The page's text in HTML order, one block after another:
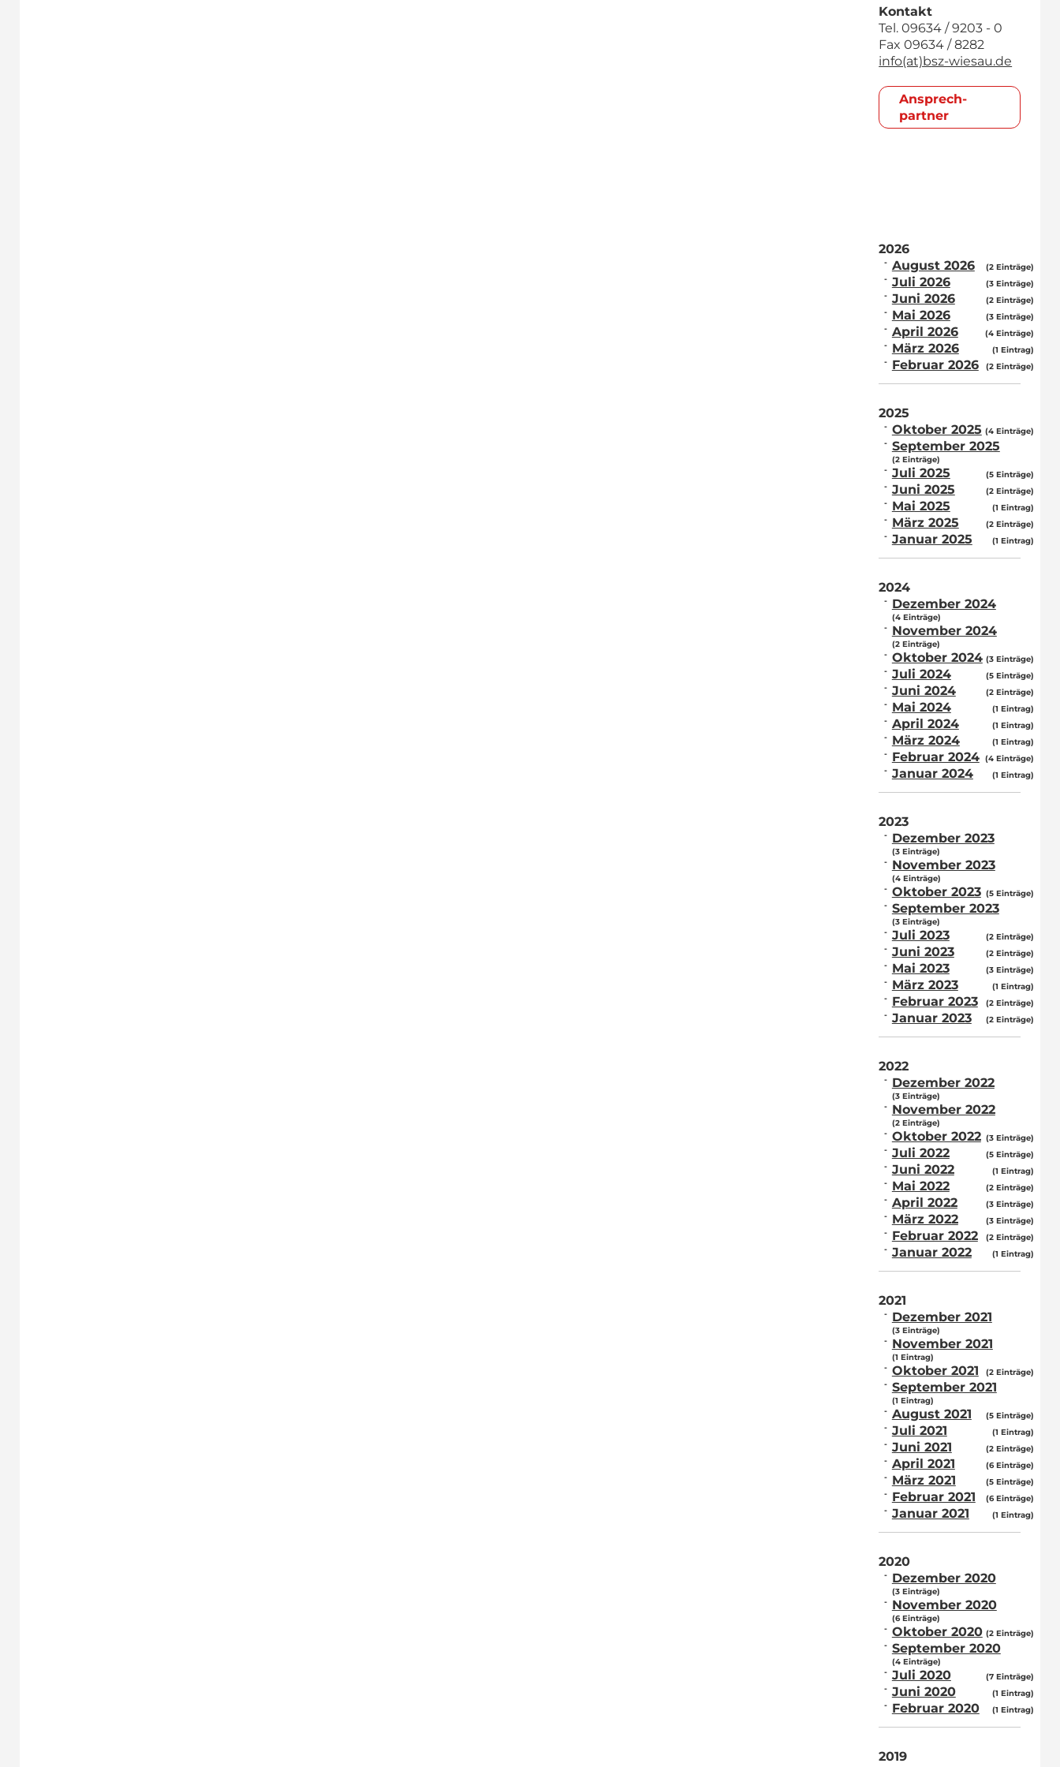
Kontakt
Tel. 09634 / 9203 - 0
Fax 09634 / 8282
info(at)bsz-wiesau.de
Ansprech­
partner
2026
August 2026
(2 Einträge)
Juli 2026 (3 Einträge)
Juni 2026 (2 Einträge)
Mai 2026 (3 Einträge)
April 2026 (4 Einträge)
März 2026 (1 Eintrag)
Februar 2026 (2 Einträge)
2025
Oktober 2025 (4 Einträge)
September 2025
(2 Einträge)
Juli 2025 (5 Einträge)
Juni 2025 (2 Einträge)
Mai 2025 (1 Eintrag)
März 2025 (2 Einträge)
Januar 2025 (1 Eintrag)
2024
Dezember 2024
(4 Einträge)
November 2024
(2 Einträge)
Oktober 2024 (3 Einträge)
Juli 2024 (5 Einträge)
Juni 2024 (2 Einträge)
Mai 2024 (1 Eintrag)
April 2024 (1 Eintrag)
März 2024 (1 Eintrag)
Februar 2024 (4 Einträge)
Januar 2024 (1 Eintrag)
2023
Dezember 2023
(3 Einträge)
November 2023
(4 Einträge)
Oktober 2023 (5 Einträge)
September 2023
(3 Einträge)
Juli 2023 (2 Einträge)
Juni 2023 (2 Einträge)
Mai 2023 (3 Einträge)
März 2023 (1 Eintrag)
Februar 2023 (2 Einträge)
Januar 2023 (2 Einträge)
2022
Dezember 2022
(3 Einträge)
November 2022
(2 Einträge)
Oktober 2022 (3 Einträge)
Juli 2022 (5 Einträge)
Juni 2022 (1 Eintrag)
Mai 2022 (2 Einträge)
April 2022 (3 Einträge)
März 2022 (3 Einträge)
Februar 2022 (2 Einträge)
Januar 2022 (1 Eintrag)
2021
Dezember 2021
(3 Einträge)
November 2021
(1 Eintrag)
Oktober 2021 (2 Einträge)
September 2021
(1 Eintrag)
August 2021 (5 Einträge)
Juli 2021 (1 Eintrag)
Juni 2021 (2 Einträge)
April 2021 (6 Einträge)
März 2021 (5 Einträge)
Februar 2021 (6 Einträge)
Januar 2021 (1 Eintrag)
2020
Dezember 2020
(3 Einträge)
November 2020
(6 Einträge)
Oktober 2020 (2 Einträge)
September 2020
(4 Einträge)
Juli 2020 (7 Einträge)
Juni 2020 (1 Eintrag)
Februar 2020 (1 Eintrag)
2019